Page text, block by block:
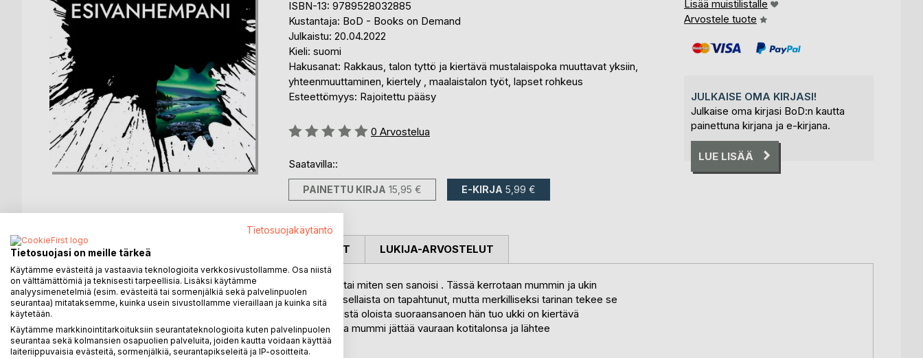
ISBN-13: 9789528032885
Kustantaja: BoD - Books on Demand
Julkaistu: 20.04.2022
Kieli: suomi
Hakusanat: Rakkaus, talon tyttö ja kiertävä mustalaispoka muuttavat yksiin,
yhteenmuuttaminen, kiertely , maalaistalon työt, lapset rohkeus
Esteettömyys: Rajoitettu pääsy
Arvostelu::
0 Arvostelua
Saatavilla::
PAINETTU KIRJA 15,95 € E-KIRJA 5,99 €
Lisää muistilistalle
Arvostele tuote
JULKAISE OMA KIRJASI!
Julkaise oma kirjasi BoD:n kautta
painettuna kirjana ja e-kirjana.
LUE LISÄÄ
KUVAUS
kirja kertoo esivanhemmistani jotka olivat mummo ja vaari tai miten sen sanoisi . Tässä kerrotaan mummin ja ukin
kohtaamisista ja heidän yhteen muuttamisestaan. Ainahan sellaista on tapahtunut, mutta merkilliseksi tarinan tekee se
että mummi on vauraan talon tyttö ja ukki vähän köyhemmistä oloista suoraansanoen hän tuo ukki on kiertävä
mustalaispoika ja he mummi ja ukki rakastuvat toisiinsa ja ja mummi jättää vauraan kotitalonsa ja lähtee
mustalaispojan matkaan.
KIRJAILIJA LEHDISTÖARVOSTELUT LUKIJA-ARVOSTELUT
Tietosuojakäytäntö
Tietosuojasi on meille tärkeä
Käytämme evästeitä ja vastaavia teknologioita verkkosivustollamme. Osa niistä
on välttämättömiä ja teknisesti tarpeellisia. Lisäksi käytämme
analyysimenetelmiä (esim. evästeitä tai sormenjälkiä sekä palvelinpuolen
seurantaa) mitataksemme, kuinka usein sivustollamme vieraillaan ja kuinka sitä
käytetään.
Käytämme markkinointitarkoituksiin seurantateknologioita kuten palvelinpuolen
seurantaa sekä kolmansien osapuolien palveluita, joiden kautta voidaan käyttää
laiteriippuvaisia evästeitä, sormenjälkiä, seurantapikseleitä ja IP-osoitteita.